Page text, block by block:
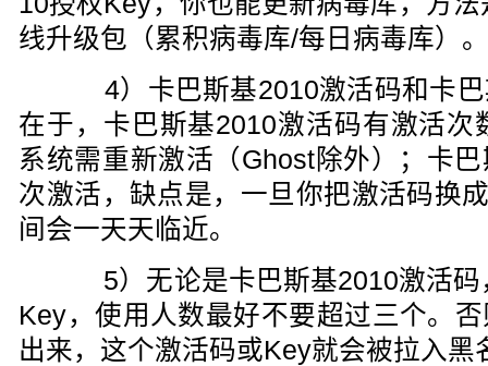
线升级包（累积病毒库/每日病毒库）
4）卡巴斯基2010激活码和卡巴
在于，卡巴斯基2010激活码有激活次
系统需重新激活（Ghost除外）；卡
次激活，缺点是，一旦你把激活码换
间会一天天临近。
5）无论是卡巴斯基2010激活码
Key，使用人数最好不要超过三个。
出来，这个激活码或Key就会被拉入黑